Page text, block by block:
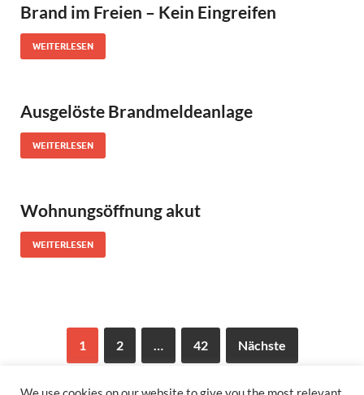
Brand im Freien – Kein Eingreifen
WEITERLESEN
Ausgelöste Brandmeldeanlage
WEITERLESEN
Wohnungsöffnung akut
WEITERLESEN
1 2 … 42 Nächste